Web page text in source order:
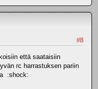
#8
että saataisiin
rc harrastuksen pariin
:shock: